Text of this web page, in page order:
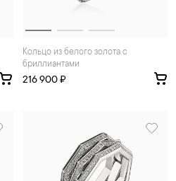
Кольцо из белого золота с
бриллиантами
216 900 ₽